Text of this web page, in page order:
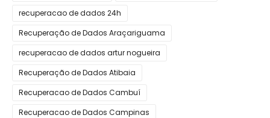
recuperacao de dados 24h
Recuperação de Dados Araçariguama
recuperacao de dados artur nogueira
Recuperação de Dados Atibaia
Recuperacao de Dados Cambuí
Recuperacao de Dados Campinas